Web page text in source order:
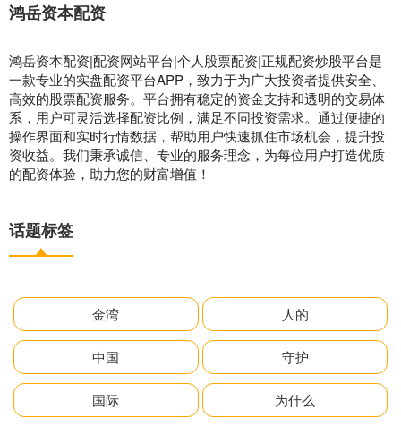
鸿岳资本配资
鸿岳资本配资|配资网站平台|个人股票配资|正规配资炒股平台是
一款专业的实盘配资平台APP，致力于为广大投资者提供安全、
高效的股票配资服务。平台拥有稳定的资金支持和透明的交易体
系，用户可灵活选择配资比例，满足不同投资需求。通过便捷的
操作界面和实时行情数据，帮助用户快速抓住市场机会，提升投
资收益。我们秉承诚信、专业的服务理念，为每位用户打造优质
的配资体验，助力您的财富增值！
话题标签
金湾 人的
中国 守护
国际 为什么